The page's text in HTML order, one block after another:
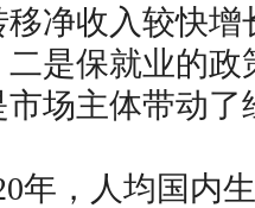
移净收入较快
是保就业的政
市场主体带动
年，人均国内